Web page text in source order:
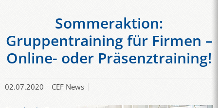
Sommeraktion:
Gruppentraining für Firmen –
Online- oder Präsenztraining!
02.07.2020 CEF News